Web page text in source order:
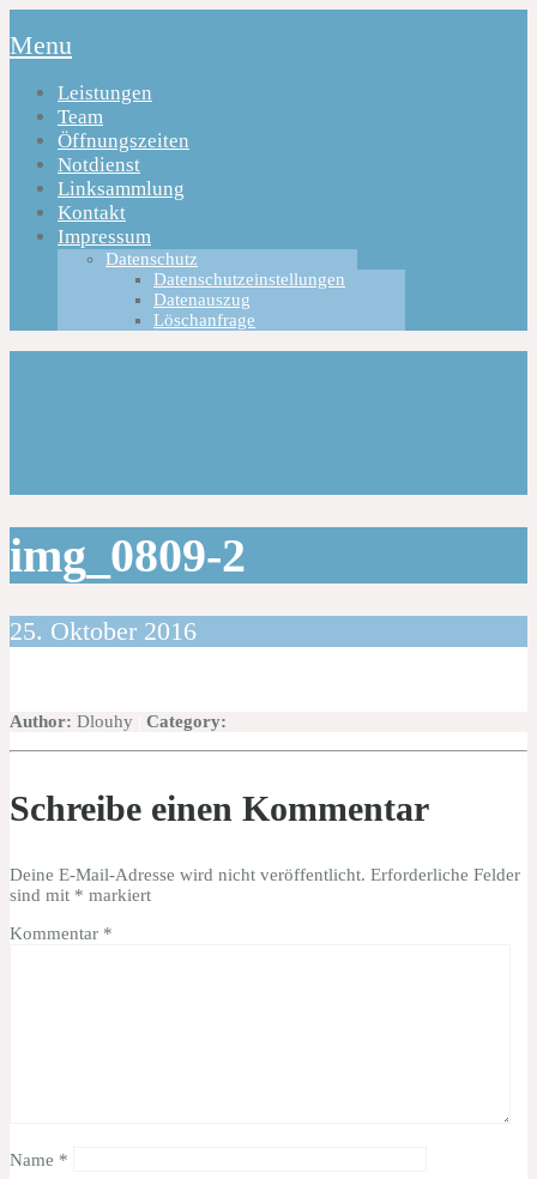
Menu
Leistungen
Team
Öffnungszeiten
Notdienst
Linksammlung
Kontakt
Impressum
Datenschutz
Datenschutzeinstellungen
Datenauszug
Löschanfrage
img_0809-2
25. Oktober 2016
Author: Dlouhy Category:
Schreibe einen Kommentar
Deine E-Mail-Adresse wird nicht veröffentlicht. Erforderliche Felder
sind mit * markiert
Kommentar *
Name *